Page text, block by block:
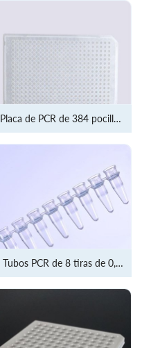
Placa de PCR de 384 pocillos
y 40 ul
Tubos PCR de 8 tiras de 0,2
ml